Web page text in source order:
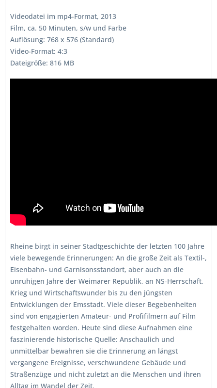
Videodatei im mp4-Format, 2013
Film, ca. 50 Minuten, s/w und Farbe
Auflösung: 768 x 576 (Standard)
Video-Format: 4:3
Dateigröße: 816 MB
Rheine birgt in seiner Stadtgeschichte der letzten 100 Jahre
viele bewegende Erinnerungen: An die große Zeit als Textil-,
Eisenbahn- und Garnisonsstandort, aber auch an die
unruhigen Jahre der Weimarer Republik, an NS-Herrschaft,
Krieg und Wirtschaftswunder bis zu den jüngsten
Entwicklungen der Emsstadt. Viele dieser Begebenheiten
sind von engagierten Amateur- und Profifilmern auf Film
festgehalten worden. Heute sind diese Aufnahmen eine
faszinierende historische Quelle: Anschaulich und
unmittelbar bewahren sie die Erinnerung an längst
vergangene Ereignisse, verschwundene Gebäude und
Straßenzüge und nicht zuletzt an die Menschen und ihren
Alltag im Wandel der Zeit.